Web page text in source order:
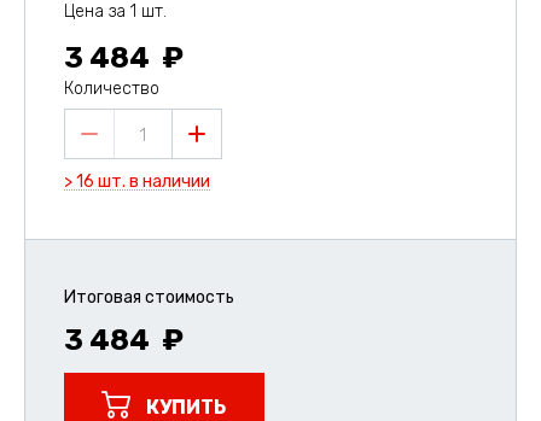
Цена за 1 шт.
3 484
Количество
1
> 16 шт. в наличии
Итоговая стоимость
3 484
КУПИТЬ